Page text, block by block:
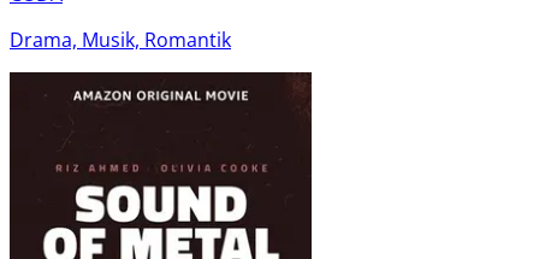
Drama, Musik, Romantik